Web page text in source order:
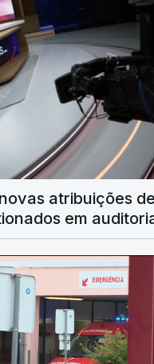
atribuições de
em